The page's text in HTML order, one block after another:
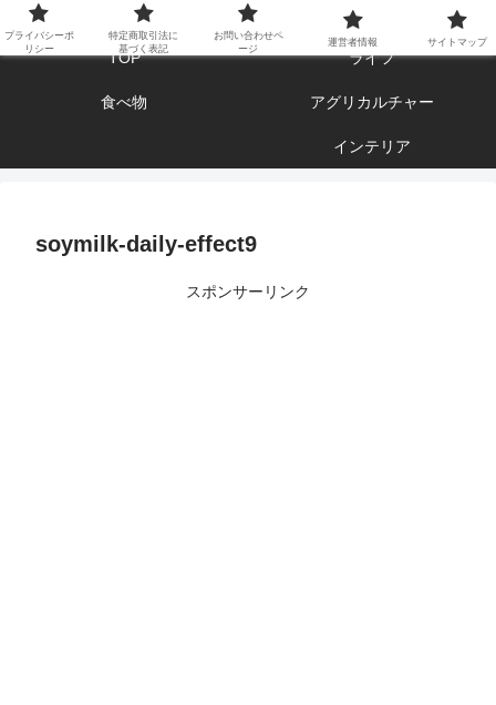
エンジョイ ブログライフ
TOP ライフ
食べ物 アグリカルチャー
インテリア
soymilk-daily-effect9
スポンサーリンク
プライバシーポ
リシー
特定商取引法に
基づく表記
お問い合わせペ
ージ
運営者情報 サイトマップ